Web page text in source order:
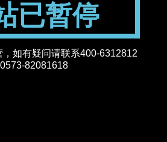
已暂停
如有疑问请联系400-6312812
82081618